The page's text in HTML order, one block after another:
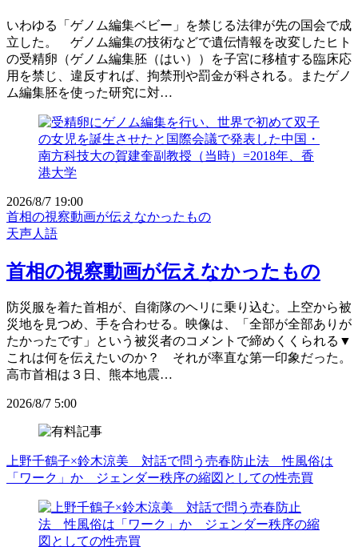
いわゆる「ゲノム編集ベビー」を禁じる法律が先の国会で成
立した。 ゲノム編集の技術などで遺伝情報を改変したヒト
の受精卵（ゲノム編集胚（はい））を子宮に移植する臨床応
用を禁じ、違反すれば、拘禁刑や罰金が科される。またゲノ
ム編集胚を使った研究に対…
2026/8/7 19:00
首相の視察動画が伝えなかったもの
天声人語
首相の視察動画が伝えなかったもの
防災服を着た首相が、自衛隊のヘリに乗り込む。上空から被
災地を見つめ、手を合わせる。映像は、「全部が全部ありが
たかったです」という被災者のコメントで締めくくられる▼
これは何を伝えたいのか？ それが率直な第一印象だった。
高市首相は３日、熊本地震…
2026/8/7 5:00
上野千鶴子×鈴木涼美 対話で問う売春防止法 性風俗は
「ワーク」か ジェンダー秩序の縮図としての性売買